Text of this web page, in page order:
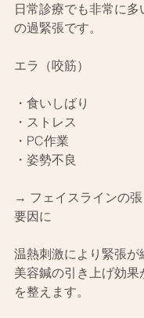
日常診療でも非常に
の過緊張です。
エラ（咬筋）
・食いしばり
・ストレス
・PC作業
・姿勢不良
→ フェイスラインの
要因に
温熱刺激により緊張が
美容鍼の引き上げ効
を整えます。